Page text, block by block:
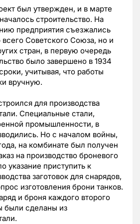
был утвержден, и в марте
строительство. На
предприятия съезжались
Советского Союза, но и
стран, в первую очередь
было завершено в 1934
учитывая, что работы
вручную.
для производства
Специальные стали,
промышленности, в
Но с началом войны,
на комбинате был получен
на производство броневого
указание приступить к
заготовок для снарядов,
изготовления брони танков.
и броня каждого второго
были сделаны из